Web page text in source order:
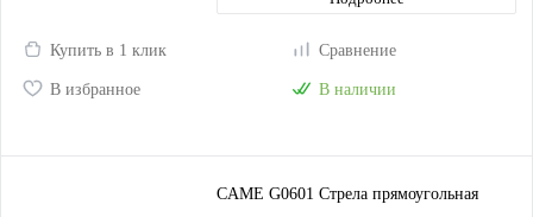
Купить в 1 клик Сравнение
В избранное В наличии
CAME G0601 Стрела прямоугольная